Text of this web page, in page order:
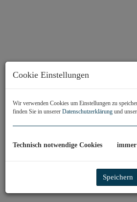
Cookie Einstellungen
Wir verwenden Cookies um Einstellungen zu
finden Sie in unserer Datenschutzerklärung und
Technisch notwendige Cookies
Speichern